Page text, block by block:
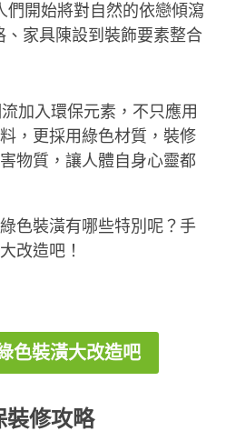
們開始將對自然的依戀傾瀉
、家具陳設到裝飾要素整合
加入環保元素，不只應用
，更採用綠色材質，裝修
物質，讓人體自身心靈都
色裝潢有哪些特別呢？手
改造吧！
色裝潢大改造吧
裝修攻略